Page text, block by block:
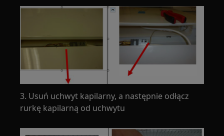
3. Usuń uchwyt kapilarny, a następnie odłącz
rurkę kapilarną od uchwytu